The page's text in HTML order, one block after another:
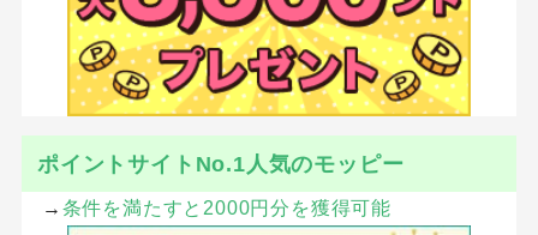
ポイントサイトNo.1人気のモッピー
→ 条件を満たすと2000円分を獲得可能